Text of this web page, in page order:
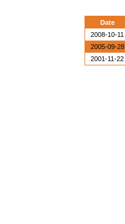
Date
2008-10-11
2005-09-28
2001-11-22